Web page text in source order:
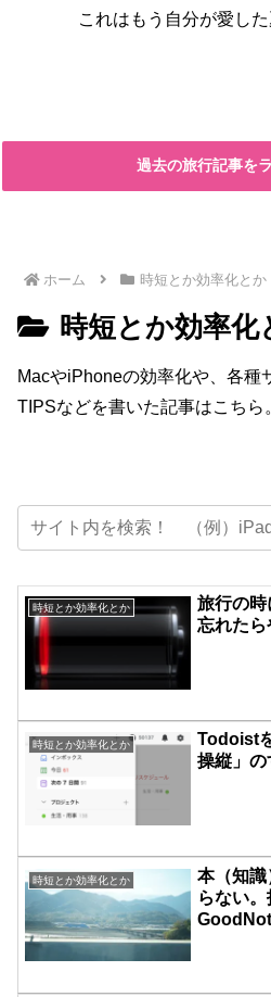
これはもう自分が愛し
過去の旅行記事を
ホーム 時短とか効率化とか
時短とか効率化
MacやiPhoneの効率化や、各種
TIPSなどを書いた記事はこちら
時短とか効率化とか
旅行の
忘れたら
時短とか効率化とか
Todoist
操縦」の
時短とか効率化とか
本（知
らない